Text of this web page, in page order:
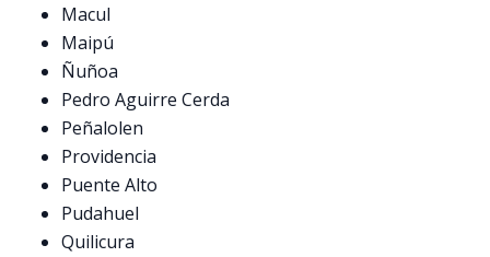
Macul
Maipú
Ñuñoa
Pedro Aguirre Cerda
Peñalolen
Providencia
Puente Alto
Pudahuel
Quilicura